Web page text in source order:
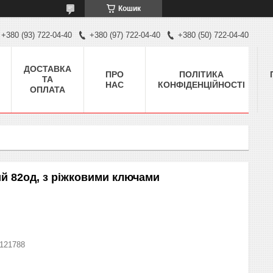
Кошик
+380 (93) 722-04-40 +380 (97) 722-04-40 +380 (50) 722-04-40
ДОСТАВКА
ТА
ОПЛАТА
ПРО
НАС
ПОЛІТИКА
КОНФІДЕНЦІЙНОСТІ
82од, з ріжковими ключами